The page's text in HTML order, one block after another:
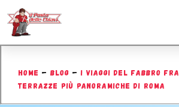
HOME –BLOG – I VIAGGI DEL FABBRO
TERRAZZE PIÙ PANORAMICHE DI ROMA